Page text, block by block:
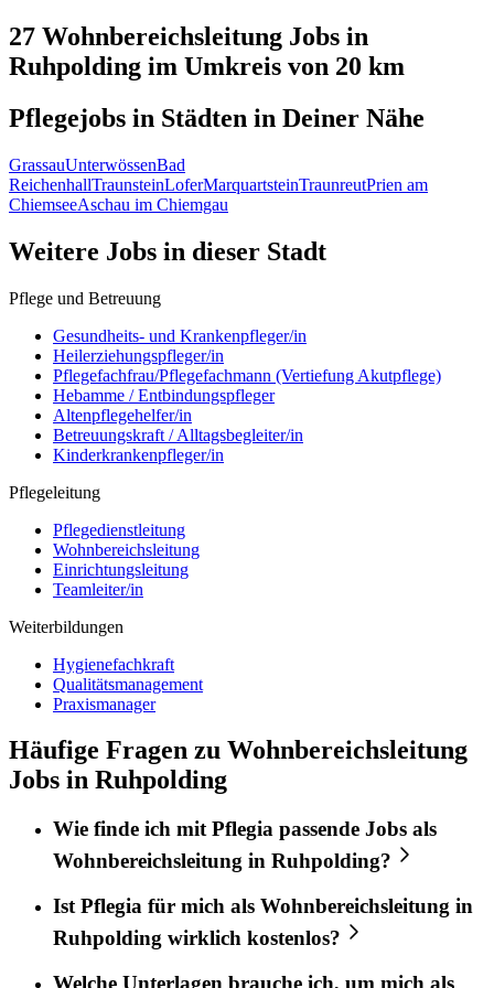
27 Wohnbereichsleitung Jobs in
Ruhpolding im Umkreis von 20 km
Pflegejobs in Städten in Deiner Nähe
GrassauUnterwössenBad
ReichenhallTraunsteinLoferMarquartsteinTraunreutPrien am
ChiemseeAschau im Chiemgau
Weitere Jobs in dieser Stadt
Pflege und Betreuung
Gesundheits- und Krankenpfleger/in
Heilerziehungspfleger/in
Pflegefachfrau/Pflegefachmann (Vertiefung Akutpflege)
Hebamme / Entbindungspfleger
Altenpflegehelfer/in
Betreuungskraft / Alltagsbegleiter/in
Kinderkrankenpfleger/in
Pflegeleitung
Pflegedienstleitung
Wohnbereichsleitung
Einrichtungsleitung
Teamleiter/in
Weiterbildungen
Hygienefachkraft
Qualitätsmanagement
Praxismanager
Häufige Fragen zu Wohnbereichsleitung
Jobs in Ruhpolding
Wie finde ich mitPflegia passende Jobs als
Wohnbereichsleitung in Ruhpolding?
Ist Pflegia für mich als Wohnbereichsleitung in
Ruhpolding wirklich kostenlos?
Welche Unterlagen brauche ich, um mich als